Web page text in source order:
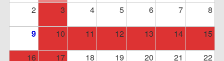
2
3 4 5 6 7 8
9 10 11 12 13 14
15
16
17 18 19 20 21 22